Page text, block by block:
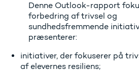
Denne Outlook-rapport
forbedring af trivsel og
sundhedsfremmende
præsenterer:
initiativer, der fokuserer på
af elevernes resiliens;